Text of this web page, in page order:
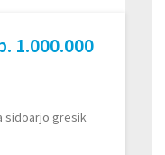
1.000.000
sidoarjo gresik